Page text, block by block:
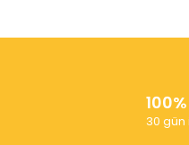
30